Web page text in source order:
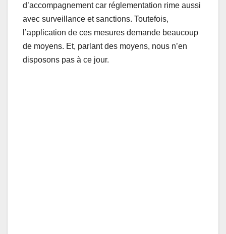
d’accompagnement car réglementation rime aussi
avec surveillance et sanctions. Toutefois,
l’application de ces mesures demande beaucoup
de moyens. Et, parlant des moyens, nous n’en
disposons pas à ce jour.